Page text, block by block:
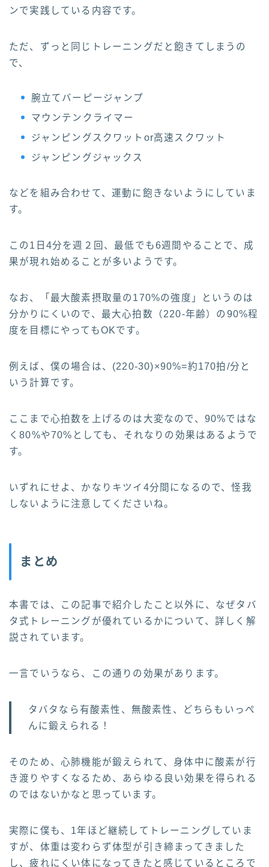
ンで実践している内容です。
ただ、ずっと同じトレーニングだと飽きてしまうの
で、
腕立てバーピージャンプ
マウンテンクライマー
ジャンピングスクワットor高速スクワット
ジャンピングジャックス
などを組み合わせて、運動に飽きないようにしていま
す。
この1日4分を週２回、最低でも6週間やることで、成
果が現れ始めることが多いようです。
なお、「最大酸素摂取量の170%の強度」というのは
分かりにくいので、最大心拍数（220-年齢）の90%程
度を目標にやってもOKです。
例えば、僕の場合は、(220-30)×90%=約170拍/分と
いう計算です。
ここまで心拍数を上げるのは大変なので、90%ではな
く80%や70%としても、それなりの効果はあるようで
す。
いずれにせよ、かなりキツイ4分間になるので、怪我
しないように注意してくださいね。
まとめ
本書では、この記事で紹介したこと以外に、なぜタバ
タ式トレーニングが優れているかについて、詳しく解
説されています。
一言でいうなら、この通りの効果があります。
タバタなら有酸素性、無酸素性、どちらもいっぺ
んに鍛えられる！
そのため、心肺機能が鍛えられて、身体中に酸素が行
き渡りやすくなるため、あらゆる良い効果を得られる
のではないかなと思っています。
実際に僕も、1年ほど継続してトレーニングしていま
すが、体重は変わらず体型が引き締まってきました
し、疲れにくい体になってきたと感じているところで